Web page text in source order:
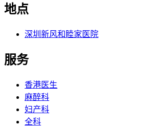
地点
深圳新风和睦家医院
服务
香港医生
麻醉科
妇产科
全科